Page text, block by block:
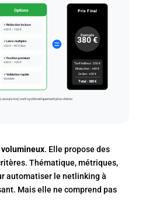
Options
✓ Rédaction incluse
+50 € – 150 €
✓ Liens multiples
+30 € – 80 €/lien
✓ Position premium
+40 € – 100 €
✓ Validation rapide
Variable
Prix Final
Exemple
380 €
Tarif éditeur : 250 €
Rédaction : +80 €
2e lien : +50 €
Total : 380 €
assurance) sont systématiquement plus chères
. Elle propose des
Thématique, métriques,
automatiser le netlinking à
Mais elle ne comprend pas